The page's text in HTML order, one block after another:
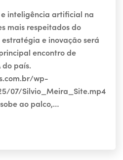
inteligência artificial na
mais respeitados do
e inovação será
encontro de
do país.
wp-
07/Silvio_Meira_Site.mp4
ao palco,…